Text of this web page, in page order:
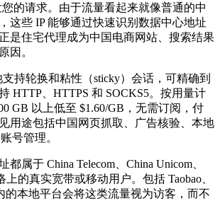
的请求。由于流量看起来就像普通的中
这些 IP 能够通过快速识别数据中心地址
是住宅代理成为中国电商网站、搜索结果
因。
支持轮换和粘性（sticky）会话，可精确到
HTTP、HTTPS 和 SOCKS5。按用量计
GB 以上低至 $1.60/GB，无需订阅，付
用途包括中国网页抓取、广告核验、本地
号管理。
属于 China Telecom、China Unicom、
上的真实宽带或移动用户。包括 Taobao、
的本地平台会将这类流量视为访客，而不